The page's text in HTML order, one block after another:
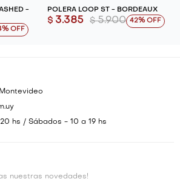
-
POLERA LOOP ST - BORDEAUX
$ 3.385 $ 5.900 42
nuestras novedades!
hs / Sábados - 10 a 19 hs